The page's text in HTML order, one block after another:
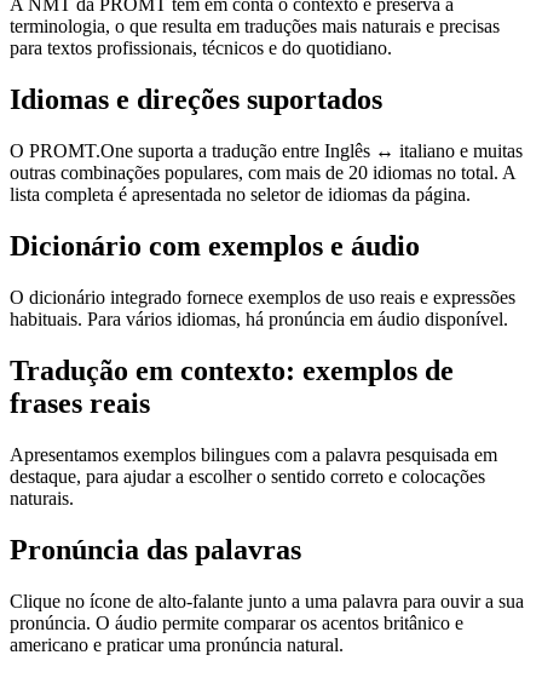
A NMT da PROMT tem em conta o contexto e preserva a
terminologia, o que resulta em traduções mais naturais e precisas
para textos profissionais, técnicos e do quotidiano.
Idiomas e direções suportados
O PROMT.One suporta a tradução entre Inglês ↔ italiano e muitas
outras combinações populares, com mais de 20 idiomas no total. A
lista completa é apresentada no seletor de idiomas da página.
Dicionário com exemplos e áudio
O dicionário integrado fornece exemplos de uso reais e expressões
habituais. Para vários idiomas, há pronúncia em áudio disponível.
Tradução em contexto: exemplos de
frases reais
Apresentamos exemplos bilingues com a palavra pesquisada em
destaque, para ajudar a escolher o sentido correto e colocações
naturais.
Pronúncia das palavras
Clique no ícone de alto-falante junto a uma palavra para ouvir a sua
pronúncia. O áudio permite comparar os acentos britânico e
americano e praticar uma pronúncia natural.